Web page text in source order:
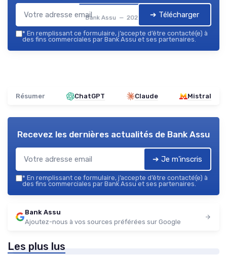
Bank Assu — 2026 ➔ Télécharger
* En remplissant ce formulaire, j’accepte d’être contacté(e) à
des fins commerciales par Bank Assu et ses partenaires.
Résumer ChatGPT Claude Mistral
Recevez les dernières actualités de Bank Assu
➔ Je m'inscris
* En remplissant ce formulaire, j’accepte d’être contacté(e) à
des fins commerciales par Bank Assu et ses partenaires.
Bank Assu
Ajoutez-nous à vos sources préférées sur Google
Les plus lus